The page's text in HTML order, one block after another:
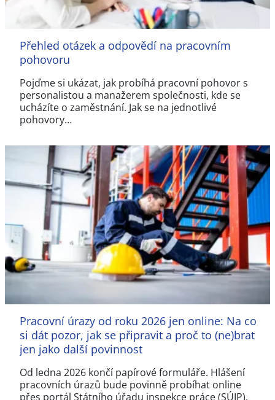
Přehled otázek a odpovědí na pracovním
pohovoru
Pojďme si ukázat, jak probíhá pracovní pohovor s
personalistou a manažerem společnosti, kde se
ucházíte o zaměstnání. Jak se na jednotlivé
pohovory…
Pracovní úrazy od roku 2026 jen online: Na co
si dát pozor, jak se připravit a proč to (ne)brat
jen jako další povinnost
Od ledna 2026 končí papírové formuláře. Hlášení
pracovních úrazů bude povinně probíhat online
přes portál Státního úřadu inspekce práce (SÚIP).